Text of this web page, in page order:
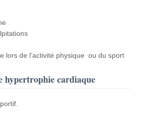
lors de l’activité physique ou du sport
hypertrophie cardiaque